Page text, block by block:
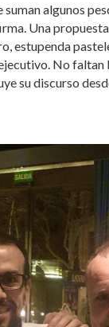
algunos
Una
estupenda
No faltan
su discurso